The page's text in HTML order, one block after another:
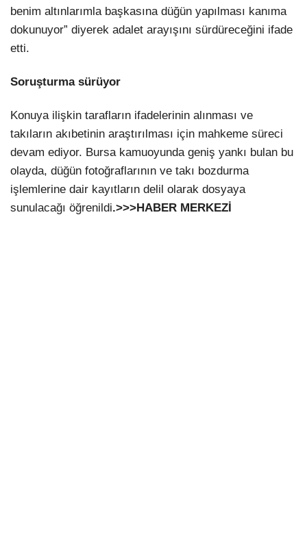
benim altınlarımla başkasına düğün yapılması kanıma
dokunuyor” diyerek adalet arayışını sürdüreceğini ifade
etti.
Soruşturma sürüyor
Konuya ilişkin tarafların ifadelerinin alınması ve
takıların akıbetinin araştırılması için mahkeme süreci
devam ediyor. Bursa kamuoyunda geniş yankı bulan bu
olayda, düğün fotoğraflarının ve takı bozdurma
işlemlerine dair kayıtların delil olarak dosyaya
sunulacağı öğrenildi.>>>HABER MERKEZİ